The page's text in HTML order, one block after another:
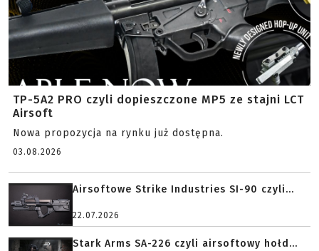
TP-5A2 PRO czyli dopieszczone MP5 ze stajni LCT
Airsoft
Nowa propozycja na rynku już dostępna.
03.08.2026
Airsoftowe Strike Industries SI-90 czyli...
22.07.2026
Stark Arms SA-226 czyli airsoftowy hołd...